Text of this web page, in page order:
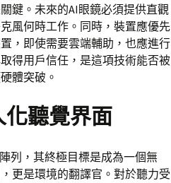
鍵。未來的AI眼鏡必須提供直觀
風何時工作。同時，裝置應優先
，即使需要雲端輔助，也應進行
得用戶信任，是這項技術能否被
體突破。
聽覺界面
列，其終極目標是成為一個無
更是環境的翻譯官。對於聽力受